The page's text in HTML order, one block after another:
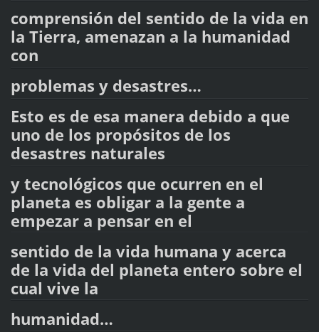
comprensión del sentido de la vida en
la Tierra, amenazan a la humanidad
con
problemas y desastres…
Esto es de esa manera debido a que
uno de los propósitos de los
desastres naturales
y tecnológicos que ocurren en el
planeta es obligar a la gente a
empezar a pensar en el
sentido de la vida humana y acerca
de la vida del planeta entero sobre el
cual vive la
humanidad…